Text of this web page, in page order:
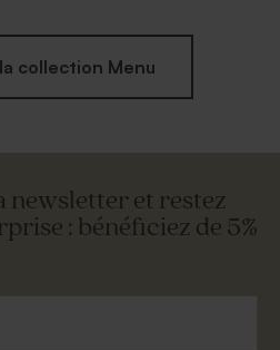
collection Menu
newsletter et restez
: bénéficiez de 5%